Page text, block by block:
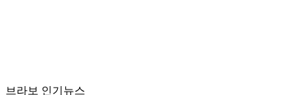
브라보 인기뉴스